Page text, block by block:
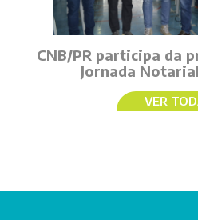
CNB/PR participa da
Jornada
VER